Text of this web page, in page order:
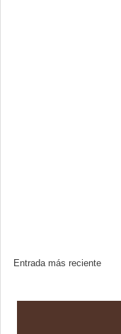
Entrada más reciente